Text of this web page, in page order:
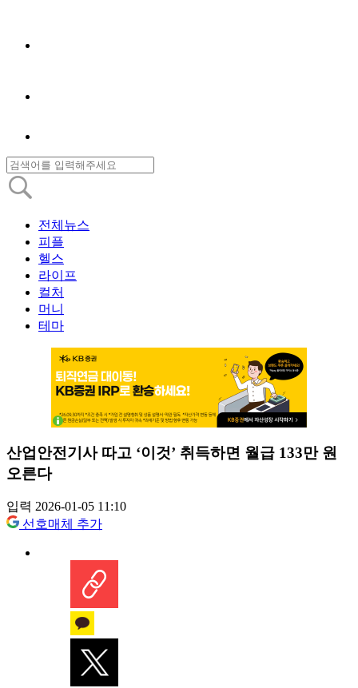
전체뉴스
피플
헬스
라이프
컬처
머니
테마
산업안전기사 따고 ‘이것’ 취득하면 월급 133만 원
오른다
입력 2026-01-05 11:10
선호매체 추가